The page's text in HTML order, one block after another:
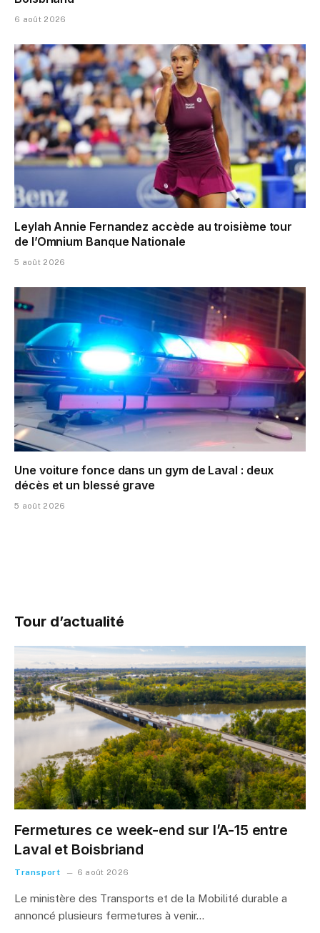
6 août 2026
Leylah Annie Fernandez accède au troisième tour
de l’Omnium Banque Nationale
5 août 2026
Une voiture fonce dans un gym de Laval : deux
décès et un blessé grave
5 août 2026
Tour d’actualité
Fermetures ce week-end sur l’A-15 entre
Laval et Boisbriand
Transport 6 août 2026
Le ministère des Transports et de la Mobilité durable a
annoncé plusieurs fermetures à venir…